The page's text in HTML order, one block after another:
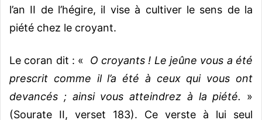
l’an II de l’hégire, il vise à cultiver le sens de la
piété chez le croyant.
Le coran dit : « O croyants ! Le jeûne vous a été
prescrit comme il l’a été à ceux qui vous ont
devancés ; ainsi vous atteindrez à la piété.
»
(Sourate II, verset 183). Ce verste à lui seul